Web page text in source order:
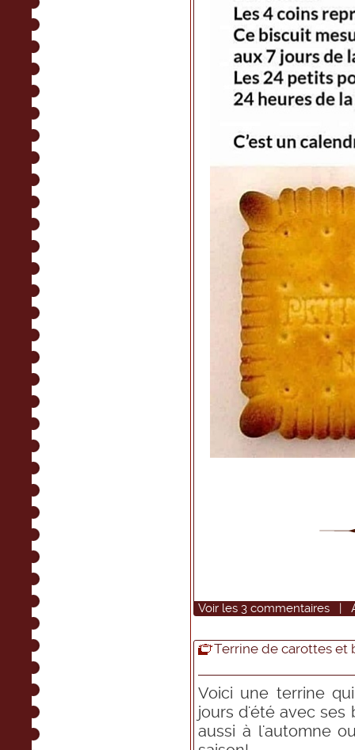
Voir les 3 commentaires
Terrine de carottes et
Voici une terrine
jours d'été avec ses
aussi à l'automne